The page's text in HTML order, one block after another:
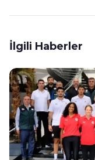
İlgili Haberler